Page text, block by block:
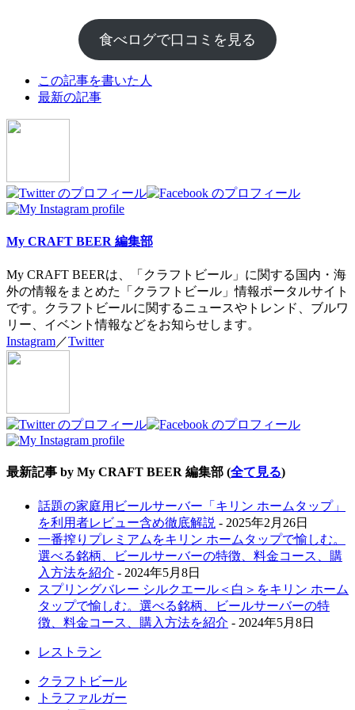
食べログで口コミを見る
following
tabs
change
この記事を書いた人
最新の記事
My CRAFT BEER 編集部
My CRAFT BEERは、「クラフトビール」に関する国内・海
外の情報をまとめた「クラフトビール」情報ポータルサイト
です。クラフトビールに関するニュースやトレンド、ブルワ
リー、イベント情報などをお知らせします。
Instagram／Twitter
最新記事 by My CRAFT BEER 編集部 (全て見る)
話題の家庭用ビールサーバー「キリン ホームタップ」
を利用者レビュー含め徹底解説 - 2025年2月26日
一番搾りプレミアムをキリン ホームタップで愉しむ。
選べる銘柄、ビールサーバーの特徴、料金コース、購
入方法を紹介 - 2024年5月8日
スプリングバレー シルクエール＜白＞をキリン ホーム
タップで愉しむ。選べる銘柄、ビールサーバーの特
徴、料金コース、購入方法を紹介 - 2024年5月8日
レストラン
クラフトビール
トラファルガー